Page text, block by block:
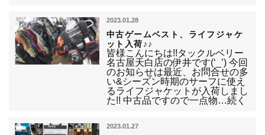
2023.01.28
中古ゲームベスト、ライフジャケ
ット入荷♪♪
皆様こんにちは!!タックルベリー
名古屋天白店の伊井です(‘_’) 今回
のお知らせは最近、お問合せの多
い&シーズン時期のサーフに使え
るライフジャケットが入荷しまし
た!! 中古品ですので一点物…続く
2023.01.27